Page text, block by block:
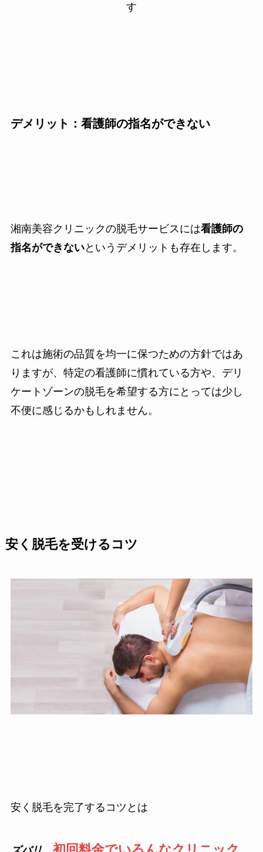
す
デメリット：看護師の指名ができない
湘南美容クリニックの脱毛サービスには看護師の
指名ができないというデメリットも存在します。
これは施術の品質を均一に保つための方針ではあ
りますが、特定の看護師に慣れている方や、デリ
ケートゾーンの脱毛を希望する方にとっては少し
不便に感じるかもしれません。
安く脱毛を受けるコツ
安く脱毛を完了するコツとは